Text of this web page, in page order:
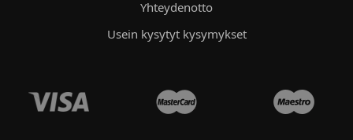
Yhteydenotto
Usein kysytyt kysymykset